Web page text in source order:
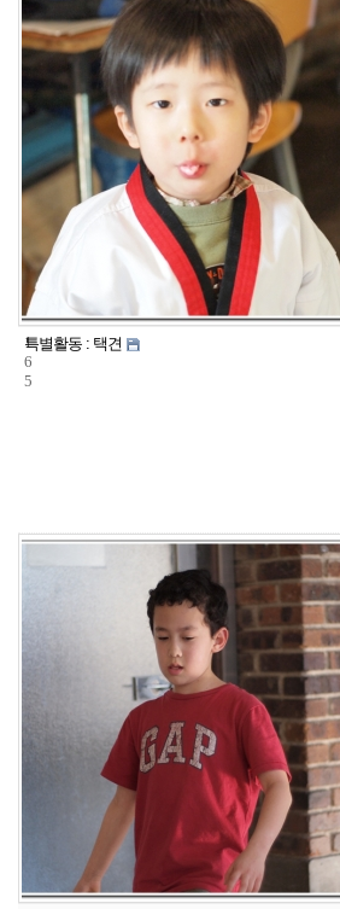
1
6
5
특별활동 : 택견